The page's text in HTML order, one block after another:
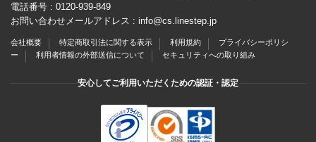
電話番号 : 0120-939-849
お問い合わせメールアドレス : info@cs.linestep.jp
会社概要 特定商取引法に関する表示 利用規約
プライバシーポリシ
ー
利用者情報の外部送信について セキュリティへの取り組み
安心してご利用いただくための認証・認定